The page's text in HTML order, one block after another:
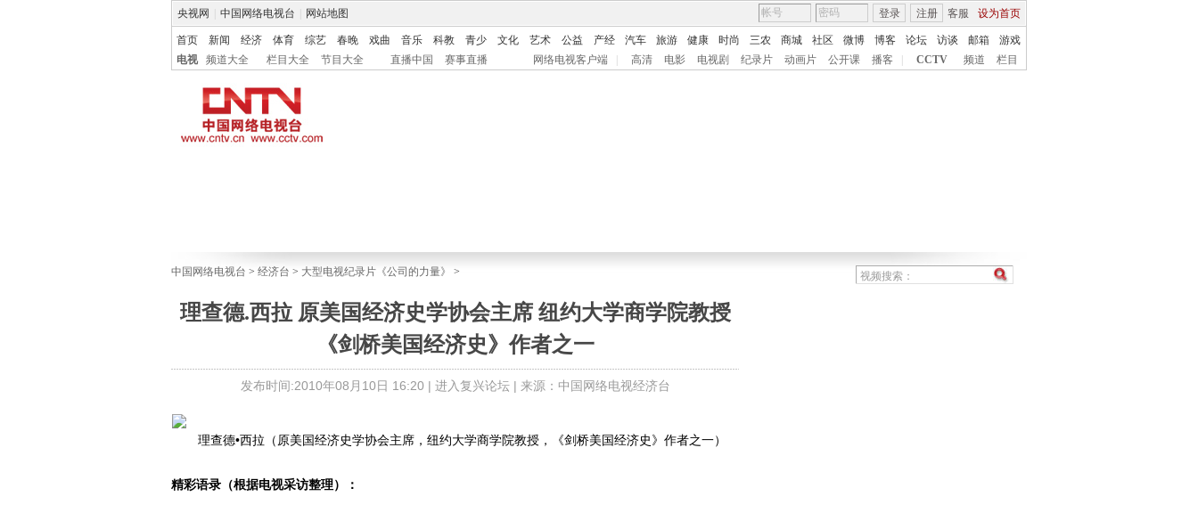
央视网 中国网络电视台 网站地图 客服 设为首页
登录 注册
首页 新闻 经济 体育 综艺 春晚 戏曲 音乐 科教 青少 文化 艺术 公益 产经 汽车 旅游 健康 时尚 三农 商城 社区 微博 博客 论坛 访谈 邮箱
游戏
电视
频道大全 栏目大全 节目大全 直播中国 赛事直播 网络电视客户端 高清 电影 电视剧 纪录片 动画片 公开课 播客 CCTV 频道 栏目
中国网络电视台 > 经济台 > 大型电视纪录片《公司的力量》 >
理查德.西拉 原美国经济史学协会主席 纽约大学商学院教授
《剑桥美国经济史》作者之一
发布时间:2010年08月10日 16:20 | 进入复兴论坛| 来源：中国网络电视经济台
理查德•西拉（原美国经济史学协会主席，纽约大学商学院教授，《剑桥美国经济史》作者之一）
精彩语录（根据电视采访整理）：